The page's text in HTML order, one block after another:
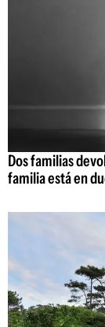
Dos familias
familia está en